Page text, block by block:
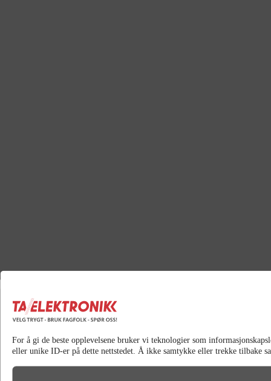
For å gi de beste opplevelsene bruker vi teknologier som
eller unike ID-er på dette nettstedet. Å ikke samtykke eller trekke tilbake